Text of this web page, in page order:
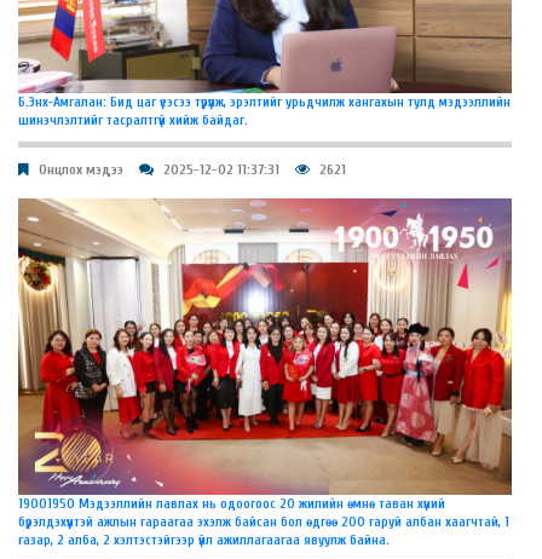
Б.Энх-Амгалан: Бид цаг үеэсээ түрүүлж, эрэлтийг урьдчилж хангахын тулд мэдээллийн
шинэчлэлтийг тасралтгүй хийж байдаг.
Онцлох мэдээ 2025-12-02 11:37:31 2621
19001950 Мэдээллийн лавлах нь одоогоос 20 жилийн өмнө таван хүний
бүрэлдэхүүнтэй ажлын гараагаа эхэлж байсан бол өдгөө 200 гаруй албан хаагчтай, 1
газар, 2 алба, 2 хэлтэстэйгээр үйл ажиллагаагаа явуулж байна.